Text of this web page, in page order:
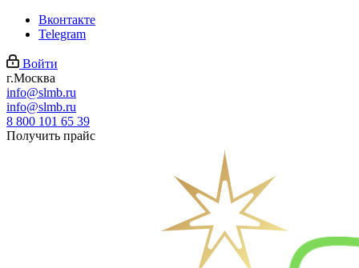
Вконтакте
Telegram
Войти
г.Москва
info@slmb.ru
info@slmb.ru
8 800 101 65 39
Получить прайс